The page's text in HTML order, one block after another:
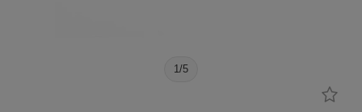
1 /5